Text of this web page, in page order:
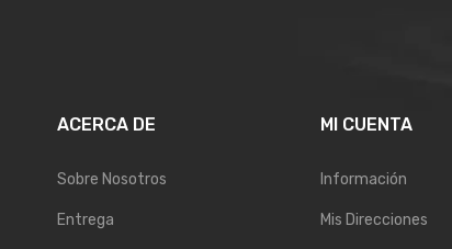
ACERCA DE
Sobre Nosotros
Entrega
MI CUENTA
Información
Mis Direcciones